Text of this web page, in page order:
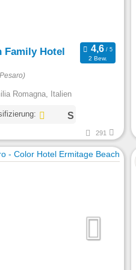
Family Hotel
2 Bew.
Romagna, Italien
291